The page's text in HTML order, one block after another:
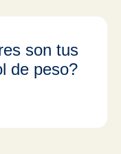
son tus
de peso?